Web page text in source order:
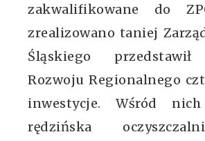
zakwalifikowane do
zrealizowano taniej
Śląskiego
Rozwoju Regionalnego
inwestycje. Wśród
rędzińska